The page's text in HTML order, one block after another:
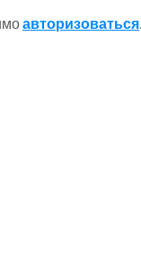
авторизоваться.